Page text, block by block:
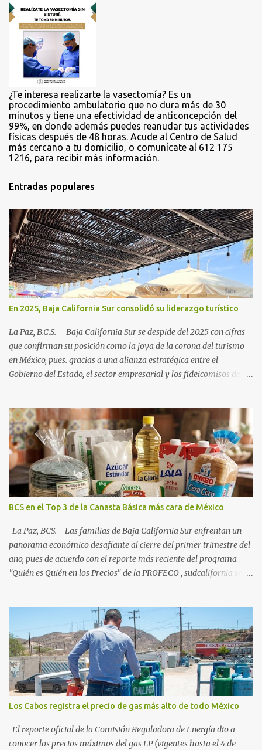
r
o
¿Te interesa realizarte la vasectomía? Es un
procedimiento ambulatorio que no dura más de 30
minutos y tiene una efectividad de anticoncepción del
99%, en donde además puedes reanudar tus actividades
físicas después de 48 horas. Acude al Centro de Salud
más cercano a tu domicilio, o comunícate al 612 175
1216, para recibir más información.
Entradas populares
En 2025, Baja California Sur consolidó su liderazgo turístico
La Paz, B.C.S. – Baja California Sur se despide del 2025 con cifras
que confirman su posición como la joya de la corona del turismo
en México, pues. gracias a una alianza estratégica entre el
Gobierno del Estado, el sector empresarial y los fideicomisos de
una derrama económica sin precedentes. Las proyecciones para
este periodo vacacional son optimistas, con un promedio estatal
que supera el 70% . Sin embargo, la sorpresa del año la ha dado el
norte del estado. Comondú encabeza las expectativas con un
impresionante 89% de ocupación, impulsado por el interés
creciente en el turismo de naturaleza. Le siguen destinos
consolidados y emergentes: Los Cabos: 72% promedio (esperando
picos del 79% en Año Nuevo). La Paz: 66%. Loreto: 58%. Mulegé:
54%. "Estamos viendo un fenómeno de diversificación. Ya no solo
vienen por el lujo de Los Cabos, sino por la aut...
BCS en el Top 3 de la Canasta Básica más cara de México
La Paz, BCS. - Las familias de Baja California Sur enfrentan un
panorama económico desafiante al cierre del primer trimestre del
año, pues de acuerdo con el reporte más reciente del programa
"Quién es Quién en los Precios" de la PROFECO , sudcalifornia se
datos correspondientes al cierre de marzo y la primera semana de
abril revelan que adquirir el paquete de los 24 productos
esenciales alcanzó un precio de 942.50 pesos en la ciudad de La Paz
. Este monto fue detectado específicamente en el establecimiento
Bodega Aurrera ubicado en el fraccionamiento Camino Real,
superando la barrera de los 910 pesos establecida como meta por
el gobierno federal en el Paquete Contra la Inflación y la Carestía
(PACIC). Dentro del análisis por zonas geográficas, la entidad se
ubica en la región Centro-Norte , que comparte con estados como
Aguascaliente...
Los Cabos registra el precio de gas más alto de todo México
El reporte oficial de la Comisión Reguladora de Energía dio a
conocer los precios máximos del gas LP (vigentes hasta el 4 de